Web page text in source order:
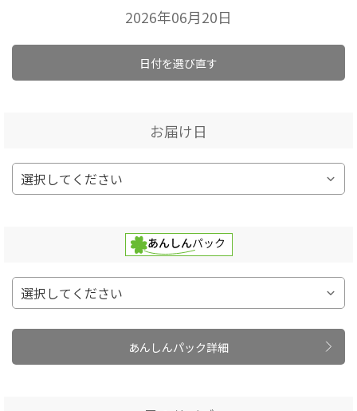
2026年06月20日
日付を選び直す
お届け日
あんしんパック詳細